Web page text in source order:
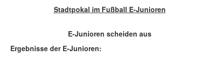
Stadtpokal im Fußball E-Junioren
E-Junioren scheiden aus
Ergebnisse der E-Junioren: